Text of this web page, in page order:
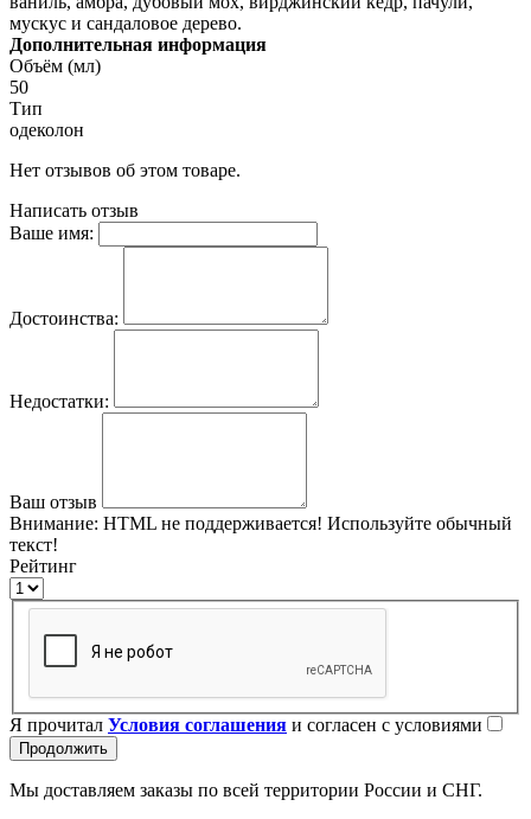
мускус и сандаловое дерево.
Дополнительная информация
Объём (мл)
50
Тип
одеколон
Нет отзывов об этом товаре.
Написать отзыв
Ваше имя:
Достоинства:
Недостатки:
Ваш отзыв
Внимание: HTML не поддерживается! Используйте обычный
текст!
Рейтинг
Я прочитал Условия соглашения и согласен с условиями
Продолжить
Мы доставляем заказы по всей территории России и СНГ.